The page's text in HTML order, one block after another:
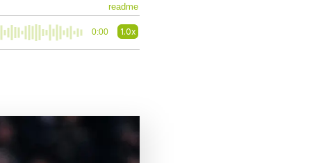
readme
0:00 1.0x